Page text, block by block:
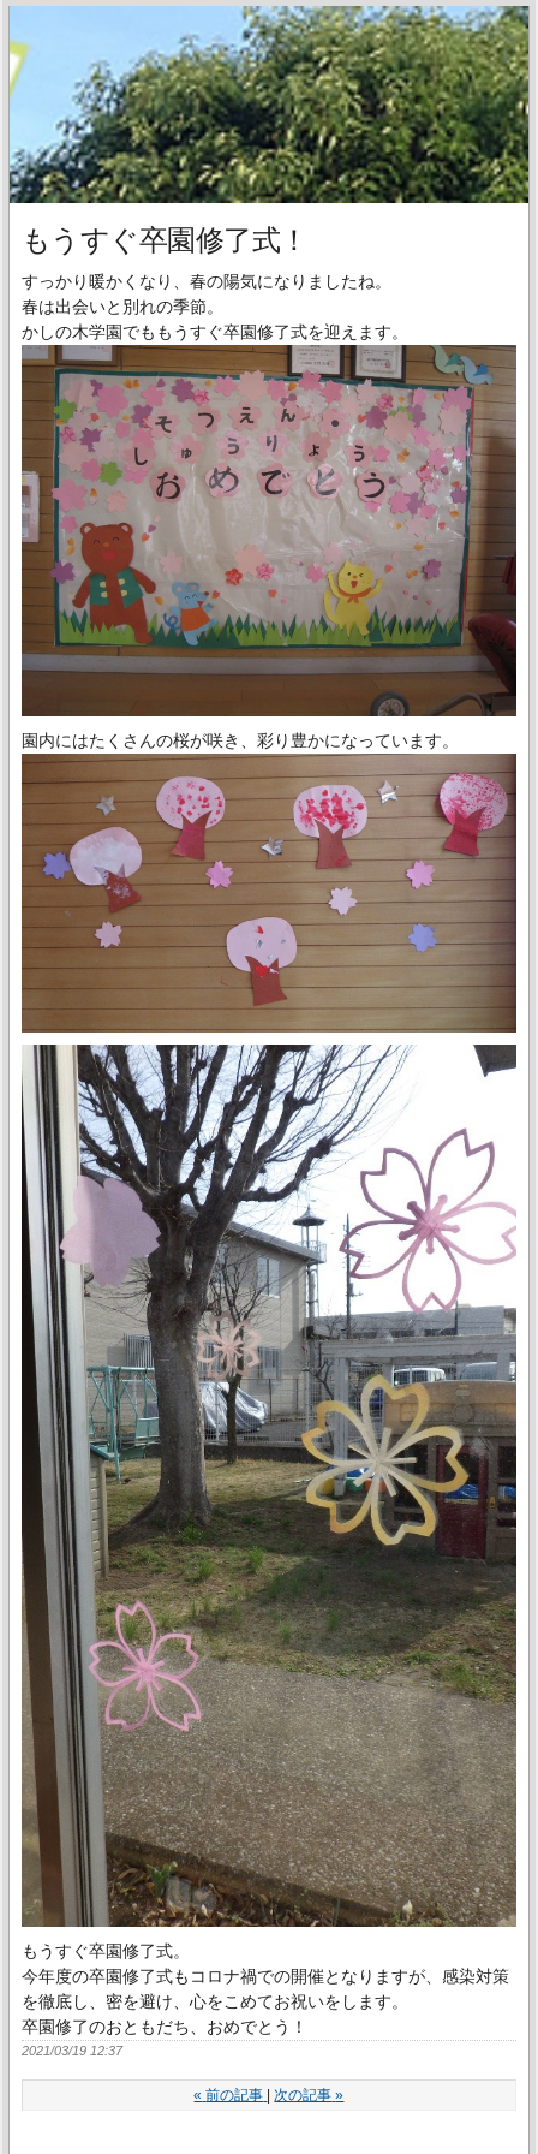
もうすぐ卒園修了式！
すっかり暖かくなり、春の陽気になりましたね。
春は出会いと別れの季節。
かしの木学園でももうすぐ卒園修了式を迎えます。
園内にはたくさんの桜が咲き、彩り豊かになっています。
もうすぐ卒園修了式。
今年度の卒園修了式もコロナ禍での開催となりますが、感染対策
を徹底し、密を避け、心をこめてお祝いをします。
卒園修了のおともだち、おめでとう！
2021/03/19 12:37
« 前の記事 次の記事 »